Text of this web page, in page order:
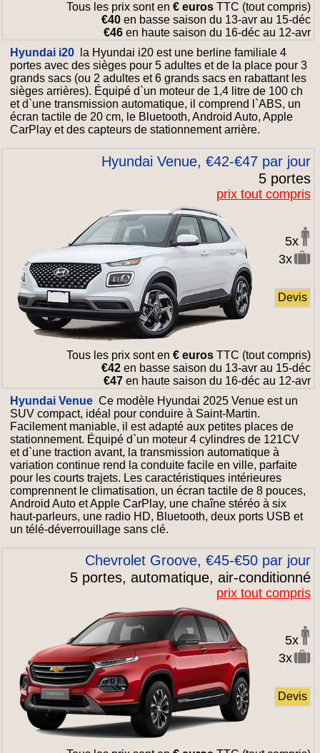
Tous les prix sont en € eurosTTC (tout compris)
€40en basse saison du 13-avr au 15-déc
€46en haute saison du 16-déc au 12-avr
Hyundai i20 la Hyundai i20 est une berline familiale 4
portes avec des sièges pour 5 adultes et de la place pour 3
grands sacs (ou 2 adultes et 6 grands sacs en rabattant les
sièges arrières). Équipé d`un moteur de 1,4 litre de 100 ch
et d`une transmission automatique, il comprend l`ABS, un
écran tactile de 20 cm, le Bluetooth, Android Auto, Apple
CarPlay et des capteurs de stationnement arrière.
Hyundai Venue, €42-€47 par jour
5 portes
prix tout compris
5x
3x
Devis
Tous les prix sont en € eurosTTC (tout compris)
€42en basse saison du 13-avr au 15-déc
€47en haute saison du 16-déc au 12-avr
Hyundai Venue Ce modèle Hyundai 2025 Venue est un
SUV compact, idéal pour conduire à Saint-Martin.
Facilement maniable, il est adapté aux petites places de
stationnement. Équipé d`un moteur 4 cylindres de 121CV
et d`une traction avant, la transmission automatique à
variation continue rend la conduite facile en ville, parfaite
pour les courts trajets. Les caractéristiques intérieures
comprennent le climatisation, un écran tactile de 8 pouces,
Android Auto et Apple CarPlay, une chaîne stéréo à six
haut-parleurs, une radio HD, Bluetooth, deux ports USB et
un télé-déverrouillage sans clé.
Chevrolet Groove, €45-€50 par jour
5 portes, automatique, air-conditionné
prix tout compris
5x
3x
Devis